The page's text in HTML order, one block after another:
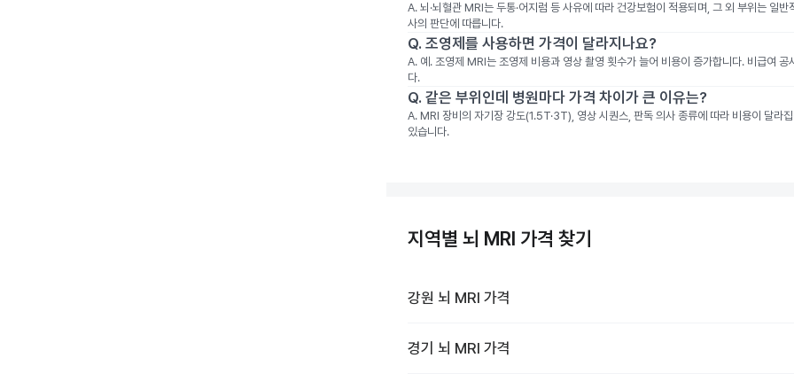
A. 뇌·뇌혈관 MRI는 두통·어지럼 등 사유에 따라 건강보험이 적용되며, 그 외 부위는 일
사의 판단에 따릅니다.
Q. 조영제를 사용하면 가격이 달라지나요?
A. 예. 조영제 MRI는 조영제 비용과 영상 촬영 횟수가 늘어 비용이 증가합니다. 비급여
다.
Q. 같은 부위인데 병원마다 가격 차이가 큰 이유는?
A. MRI 장비의 자기장 강도(1.5T·3T), 영상 시퀀스, 판독 의사 종류에 따라 비용이 달라
있습니다.
지역별 뇌 MRI 가격 찾기
강원 뇌 MRI 가격
경기 뇌 MRI 가격